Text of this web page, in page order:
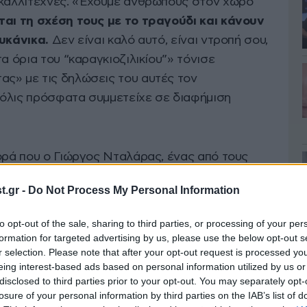
- Do Not Process My Personal Information
opt-out of the sale, sharing to third parties, or processing of your
for targeted advertising by us, please use the below opt-out
selection. Please note that after your opt-out request is processed
interest-based ads based on personal information utilized by us
to third parties prior to your opt-out. You may separately
of your personal information by third parties on the IAB’s list of
τη σχέση τους με το τραγούδι και κάνουν
Δεν είναι καλό αυτό, είναι ντροπή σου,
του “καραγκιοζιλικίου”» τόνισε
με τις δηλώσεις του αυτές τον
πρόσφατα συμμετείχε σε διαφήμιση
που ο Γιώργος Νταλάρας, ένας από τους
τραγουδιού, έρχεται σε ευθεία
ή και γενικότερα με καλλιτέχνες.
και Ρέμου
Αντώνης Ρέμοςσυνεργάστηκαν σε ένα
κοινό της νύχτας, σε γνωστή μουσική σκηνή